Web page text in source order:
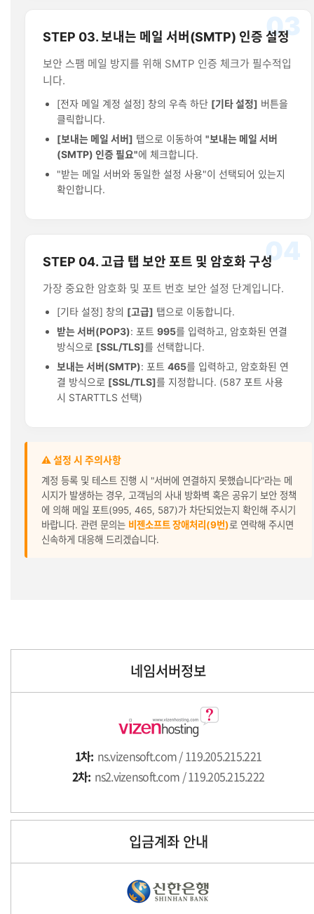
03
STEP 03. 보내는 메일 서버(SMTP) 인증 설정
보안 스팸 메일 방지를 위해 SMTP 인증 체크가 필수적입
니다.
[전자 메일 계정 설정] 창의 우측 하단 [기타 설정] 버튼을
클릭합니다.
[보내는 메일 서버] 탭으로 이동하여 "보내는 메일 서버
(SMTP) 인증 필요"에 체크합니다.
"받는 메일 서버와 동일한 설정 사용"이 선택되어 있는지
확인합니다.
04
STEP 04. 고급 탭 보안 포트 및 암호화 구성
가장 중요한 암호화 및 포트 번호 보안 설정 단계입니다.
[기타 설정] 창의 [고급] 탭으로 이동합니다.
받는 서버(POP3): 포트 995를 입력하고, 암호화된 연결
방식으로 [SSL/TLS]를 선택합니다.
보내는 서버(SMTP): 포트 465를 입력하고, 암호화된 연
결 방식으로 [SSL/TLS]를 지정합니다. (587 포트 사용
시 STARTTLS 선택)
⚠️ 설정 시 주의사항
계정 등록 및 테스트 진행 시 "서버에 연결하지 못했습니다"라는 메
시지가 발생하는 경우, 고객님의 사내 방화벽 혹은 공유기 보안 정책
에 의해 메일 포트(995, 465, 587)가 차단되었는지 확인해 주시기
바랍니다. 관련 문의는 비젠소프트 장애처리(9번)로 연락해 주시면
신속하게 대응해 드리겠습니다.
네임서버정보
1차: ns.vizensoft.com / 119.205.215.221
2차: ns2.vizensoft.com / 119.205.215.222
입금계좌 안내